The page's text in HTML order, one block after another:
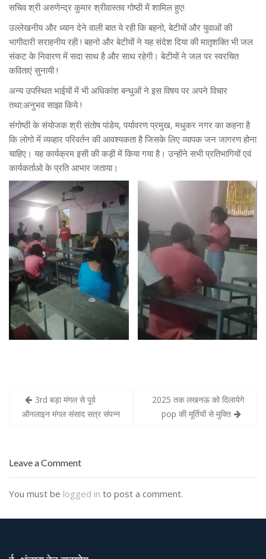
सचिव श्री अरुणेन्द्र कुमार श्रीवास्तव गोष्ठी में शामिल हुए!
उल्लेखनीय और ध्यान देने वाली बात ये रही कि बहनो, बेटीयों और युवाओं की
भागीदारी सराहनीय रही ! बहनो और बेटीयों ने यह संदेश दिया की मातृशक्ति भी जल
संकट के निवारण में सदा साथ है और साथ रहेगी। बेटीयों ने जल पर स्वरचित
कविताएं सुनायी !
अन्य उपस्थित भाईयों में भी अधिकांश बन्धुओं ने इस विषय पर अपने विचार
तथा:अनुभव साझा किये !
संगोष्ठी के संयोजक श्री संतोष पांडेय, पर्यावरण प्रमुख, मधुकर नगर का कहना है
कि लोगो में व्यव्हार परिवर्तन की आवश्यकता है जिसके लिए व्यापक जन जागरण होना
चाहिए। यह कार्यक्रम इसी की कड़ी में किया गया है। उन्होंने सभी प्रतिभागियों एवं
कार्यकर्ताओ के प्रति आभार जताया।
t
n
a
v
g
3rd बड़ा मंगल से पूर्व
ऑनलाइन मंगल संसाद सत्र संपन्न
2025 तक लखनऊ को दिलायेगे
pop की मूर्तियों से मुक्ति
Leave a Comment
You must be logged in to post a comment.